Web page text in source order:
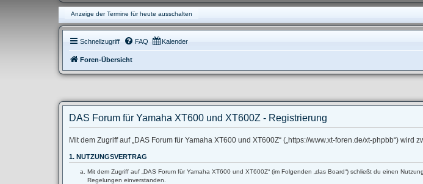
Anzeige der Termine für heute ausschalten
Schnellzugriff FAQ Kalender
Foren-Übersicht
DAS Forum für Yamaha XT600 und XT600Z - Registrierung
Mit dem Zugriff auf „DAS Forum für Yamaha XT600 und XT600Z“ („https://www.xt-foren.de/xt-phpbb“)
1. NUTZUNGSVERTRAG
Mit dem Zugriff auf „DAS Forum für Yamaha XT600 und XT600Z“ (im Folgenden „das Board“) schließt du einen
Regelungen einverstanden.